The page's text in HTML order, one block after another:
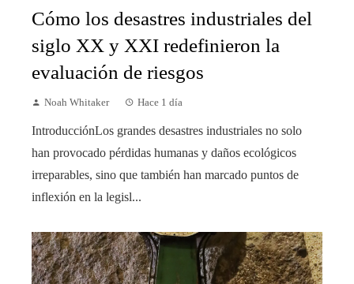
Cómo los desastres industriales del
siglo XX y XXI redefinieron la
evaluación de riesgos
Noah Whitaker Hace 1 día
IntroducciónLos grandes desastres industriales no solo
han provocado pérdidas humanas y daños ecológicos
irreparables, sino que también han marcado puntos de
inflexión en la legisl...